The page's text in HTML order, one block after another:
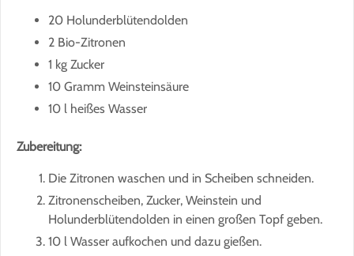
20 Holunderblütendolden
2 Bio-Zitronen
1 kg Zucker
10 Gramm Weinsteinsäure
10 l heißes Wasser
Zubereitung:
Die Zitronen waschen und in Scheiben schneiden.
Zitronenscheiben, Zucker, Weinstein und
Holunderblütendolden in einen großen Topf geben.
10 l Wasser aufkochen und dazu gießen.